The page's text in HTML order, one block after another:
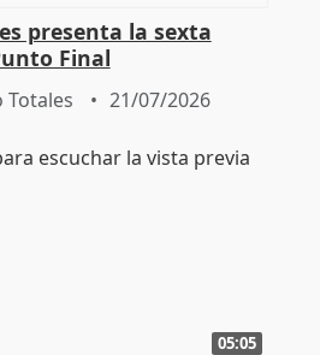
presenta la sexta
Final
Totales 21/07/2026
05:05